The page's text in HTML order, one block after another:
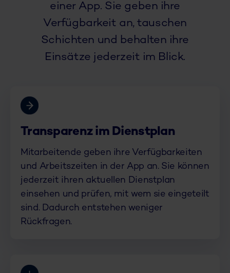
einer App. Sie geben ihre
Verfügbarkeit an, tauschen
Schichten und behalten ihre
Einsätze jederzeit im Blick.
Transparenz im Dienstplan
Mitarbeitende geben ihre Verfügbarkeiten
und Arbeitszeiten in der App an. Sie können
jederzeit ihren aktuellen Dienstplan
einsehen und prüfen, mit wem sie eingeteilt
sind. Dadurch entstehen weniger
Rückfragen.